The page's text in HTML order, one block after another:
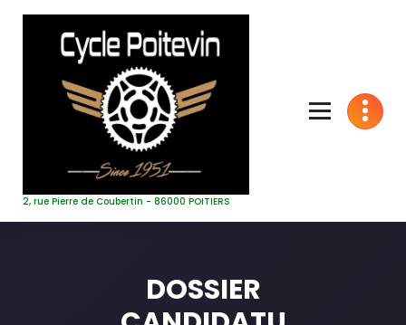
2, rue Pierre de Coubertin - 86000 POITIERS
DOSSIER